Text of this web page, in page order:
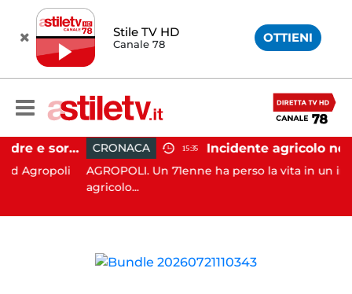
Stile TV HD
Canale 78 OTTIENI
Agropoli, botte a madre e sorella per ottenere denaro: 31enne in carcere CRONACA 15:35
AGROPOLI. Un 71enne ha perso la vita in un
agricolo...